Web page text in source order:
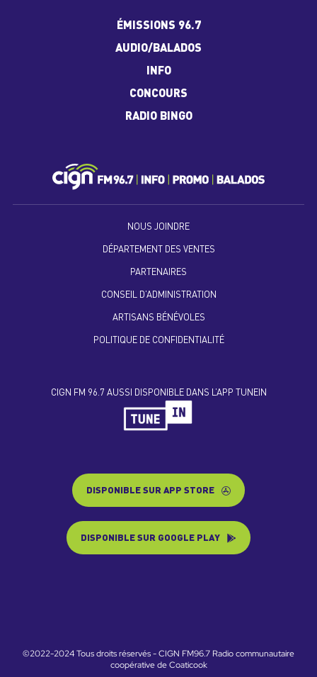
ÉMISSIONS 96.7
AUDIO/BALADOS
INFO
CONCOURS
RADIO BINGO
NOUS JOINDRE
DÉPARTEMENT DES VENTES
PARTENAIRES
CONSEIL D’ADMINISTRATION
ARTISANS BÉNÉVOLES
POLITIQUE DE CONFIDENTIALITÉ
CIGN FM 96.7 AUSSI DISPONIBLE DANS L’APP TUNEIN
DISPONIBLE SUR APP STORE
DISPONIBLE SUR GOOGLE PLAY
©2022-2024 Tous droits réservés - CIGN FM96.7 Radio communautaire
coopérative de Coaticook